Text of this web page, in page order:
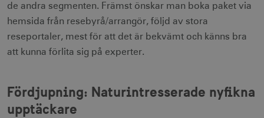
de andra segmenten. Främst önskar man boka paket via
hemsida från resebyrå/arrangör, följd av stora
reseportaler, mest för att det är bekvämt och känns bra
att kunna förlita sig på experter.
Fördjupning: Naturintresserade nyfikna
upptäckare
receive-cookie-
deprecation
.adnxs.com
1 år 1